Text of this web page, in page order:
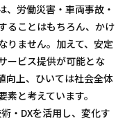
、労働災害・車両事故・
ることはもちろん、かけ
りません。加えて、安定
ービス提供が可能とな
向上、ひいては社会全体
と考えています。
・DXを活用し、変化す